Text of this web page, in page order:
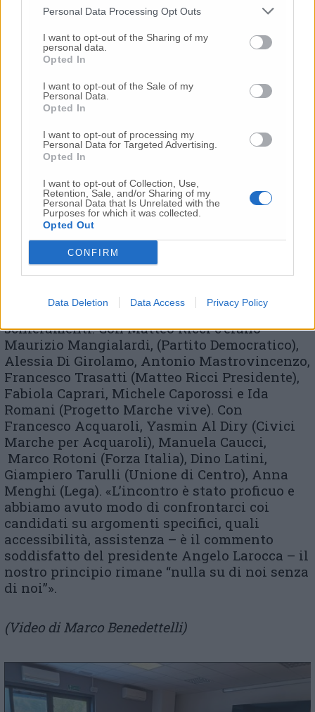
Personal Data Processing Opt Outs
I want to opt-out of the Sharing of my
personal data.
Opted In
I want to opt-out of the Sale of my
Personal Data.
Opted In
I want to opt-out of processing my
Personal Data for Targeted Advertising.
Opted In
I want to opt-out of Collection, Use,
Retention, Sale, and/or Sharing of my
Personal Data that Is Unrelated with the
Purposes for which it was collected.
Opted Out
CONFIRM
Data Deletion Data Access Privacy Policy
Hanno preso parte al confronto, un gruppo di
candidati consiglieri d’entrambi gli
schieramenti. Con Matteo Ricci c’erano
Maurizio Mangialardi, (Partito Democratico),
Alessia Di Girolamo, Antonio Mastrovincenzo,
Francesco Trasatti (Matteo Ricci Presidente),
Fabiola Caprari, Michele Caporossi e Ida
Romani (Progetto Marche vive). Con
Francesco Acquaroli, Yasmin Al Diry (Civici
Marche per Acquaroli), Manuela Caucci,
Marco Rotoni (Forza Italia), Dino Latini,
Giampiero Tarulli (Unione di Centro), Anna
Menghi (Lega). «L’incontro è stato proficuo e
abbiamo avuto modo di confrontarci coi
candidati su argomenti specifici, quali
accessibilità, assistenza – è il commento
soddisfatto del presidente Angelo Larocca – il
nostro principio rimane “nulla su di noi senza
di noi”».
(Video di Marco Benedettelli)